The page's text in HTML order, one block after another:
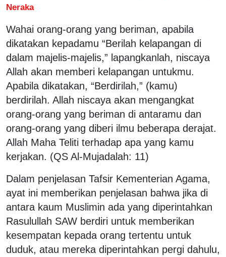
Neraka
Wahai orang-orang yang beriman, apabila
dikatakan kepadamu “Berilah kelapangan di
dalam majelis-majelis,” lapangkanlah, niscaya
Allah akan memberi kelapangan untukmu.
Apabila dikatakan, “Berdirilah,” (kamu)
berdirilah. Allah niscaya akan mengangkat
orang-orang yang beriman di antaramu dan
orang-orang yang diberi ilmu beberapa derajat.
Allah Maha Teliti terhadap apa yang kamu
kerjakan. (QS Al-Mujadalah: 11)
Dalam penjelasan Tafsir Kementerian Agama,
ayat ini memberikan penjelasan bahwa jika di
antara kaum Muslimin ada yang diperintahkan
Rasulullah SAW berdiri untuk memberikan
kesempatan kepada orang tertentu untuk
duduk, atau mereka diperintahkan pergi dahulu,